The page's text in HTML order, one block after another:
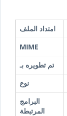
امتداد الملف
MIME
تم تطويره بـ
نوع
البرامج
المرتبطة